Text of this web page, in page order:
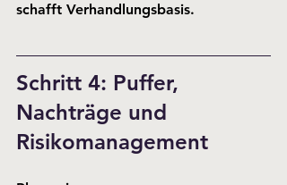
schafft Verhandlungsbasis.
Schritt 4: Puffer,
Nachträge und
Risikomanagement